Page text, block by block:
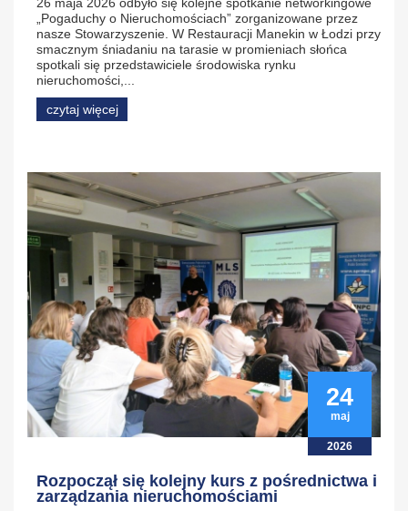
„Pogaduchy o Nieruchomościach” zorganizowane przez
nasze Stowarzyszenie. W Restauracji Manekin w Łodzi przy
smacznym śniadaniu na tarasie w promieniach słońca
spotkali się przedstawiciele środowiska rynku
nieruchomości,...
czytaj więcej
24
maj
2026
Rozpoczął się kolejny kurs z pośrednictwa i
zarządzania nieruchomościami